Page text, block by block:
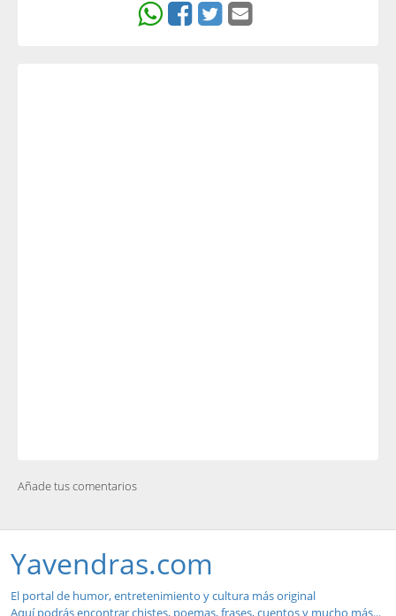
Añade tus comentarios
Yavendras.com
El portal de humor, entretenimiento y cultura más original
Aquí podrás encontrar chistes, poemas, frases, cuentos y mucho más...